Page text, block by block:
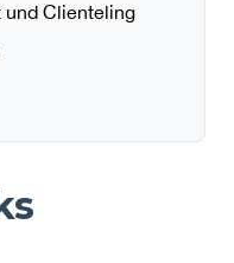
und Clienteling